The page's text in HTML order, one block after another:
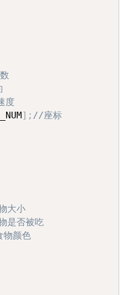
度
] ; //座标
大小
是否被吃
颜色